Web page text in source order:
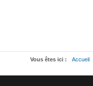
Vous êtes ici : Accueil